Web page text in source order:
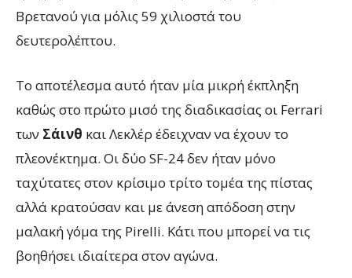
Βρετανού για μόλις 59 χιλιοστά του
δευτερολέπτου.
Το αποτέλεσμα αυτό ήταν μία μικρή έκπληξη
καθώς στο πρώτο μισό της διαδικασίας οι Ferrari
των Σάινθ και Λεκλέρ έδειχναν να έχουν το
πλεονέκτημα. Οι δύο SF-24 δεν ήταν μόνο
ταχύτατες στον κρίσιμο τρίτο τομέα της πίστας
αλλά κρατούσαν και με άνεση απόδοση στην
μαλακή γόμα της Pirelli. Κάτι που μπορεί να τις
βοηθήσει ιδιαίτερα στον αγώνα.